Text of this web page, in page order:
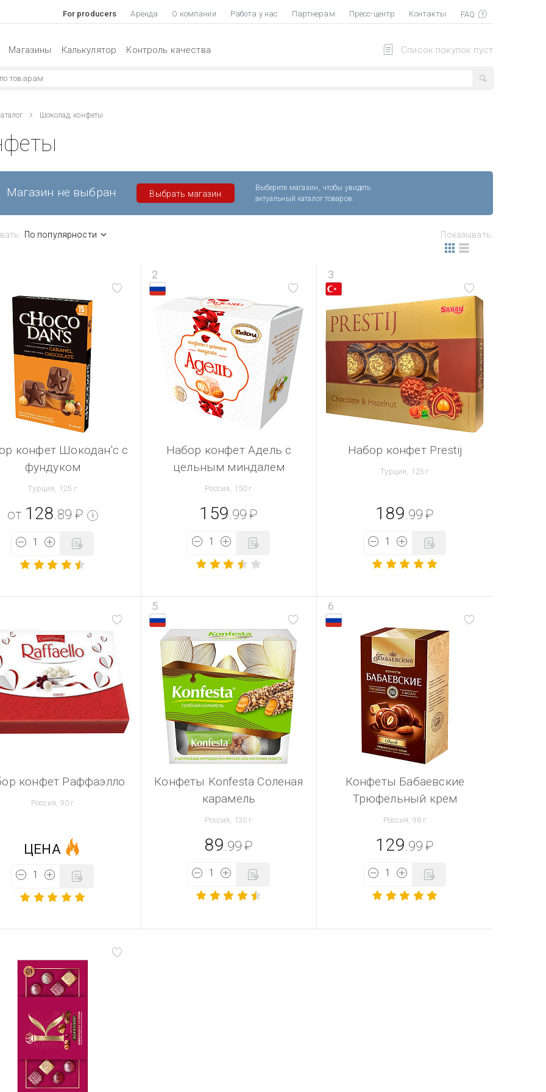
For producers Аренда О компании Работа у нас Партнерам Пресс-центр Контакты
Список покупок пуст
Магазины Калькулятор Контроль качества
Шоколад, конфеты
Магазин не выбран Выбрать магазин
Выберите магазин, чтобы увидеть
актуальный каталог товаров.
По популярности Показывать:
конфет Шокодан'с с
фундуком
Турция, 125 г
от 128 .89 ₽ i
2
Набор конфет Адель с
цельным миндалем
Россия, 150 г
159 .99 ₽
3
Набор конфет Prestij
Турция, 125 г
189 .99 ₽
конфет Раффаэлло
Россия, 90 г
ЦЕНА
5
Конфеты Konfesta Соленая
карамель
Россия, 130 г
89 .99 ₽
6
Конфеты Бабаевские
Трюфельный крем
Россия, 98 г
129 .99 ₽